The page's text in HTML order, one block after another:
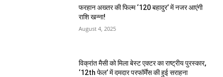
फरहान अख्तर की फिल्म ‘120 बहादुर’ में नजर आएंगी
राशि खन्ना!
August 4, 2025
विक्रांत मैसी को मिला बेस्ट एक्टर का राष्ट्रीय पुरस्कार,
‘12th फेल’ में दमदार परफॉर्मेंस की हुई सराहना